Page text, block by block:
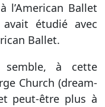
l’American Ballet
avait étudié avec
Ballet.
semble, à cette
Church (dream-
peut-être plus à